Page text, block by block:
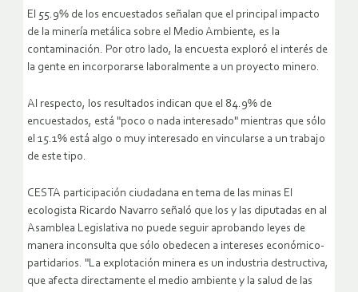
El 55.9% de los encuestados señalan que el principal impacto
de la minería metálica sobre el Medio Ambiente, es la
contaminación. Por otro lado, la encuesta exploró el interés de
la gente en incorporarse laboralmente a un proyecto minero.
Al respecto, los resultados indican que el 84.9% de
encuestados, está "poco o nada interesado" mientras que sólo
el 15.1% está algo o muy interesado en vincularse a un trabajo
de este tipo.
CESTA participación ciudadana en tema de las minas El
ecologista Ricardo Navarro señaló que los y las diputadas en al
Asamblea Legislativa no puede seguir aprobando leyes de
manera inconsulta que sólo obedecen a intereses económico-
partidarios. "La explotación minera es un industria destructiva,
que afecta directamente el medio ambiente y la salud de las